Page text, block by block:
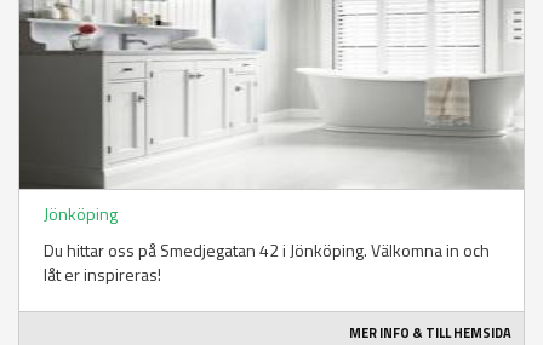
Jönköping
Du hittar oss på Smedjegatan 42 i Jönköping. Välkomna in och
låt er inspireras!
MER INFO & TILL HEMSIDA